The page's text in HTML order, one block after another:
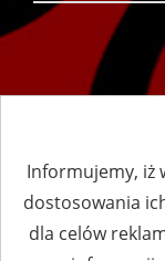
Informujemy, iż
dostosowania
dla celów